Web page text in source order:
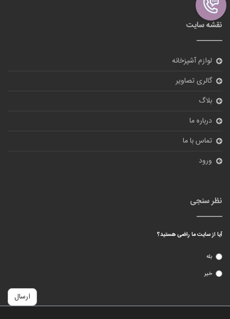
نقشه سایت
لوازم آشپزخانه
گالری تصاویر
بلاگ
درباره ما
تماس با ما
ورود
نظر سنجی
آیا از سایت ما راضی هستید؟
بله
خیر
ارسال